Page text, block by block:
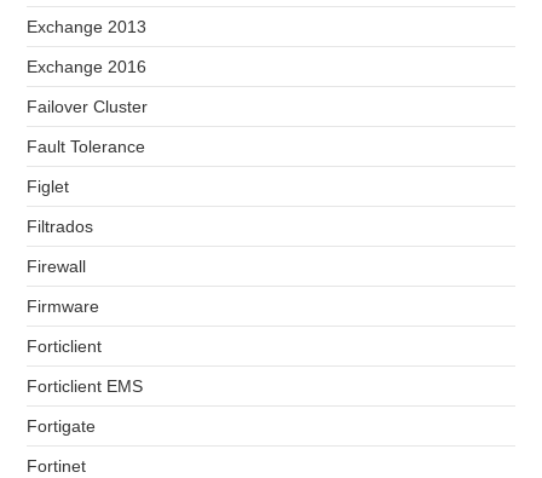
Exchange 2013
Exchange 2016
Failover Cluster
Fault Tolerance
Figlet
Filtrados
Firewall
Firmware
Forticlient
Forticlient EMS
Fortigate
Fortinet